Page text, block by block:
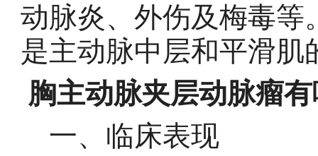
动脉炎、外伤及梅毒等
是主动脉中层和平滑肌
胸主动脉夹层动脉瘤
一、临床表现